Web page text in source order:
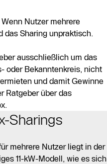
Wenn Nutzer mehrere
das Sharing unpraktisch.
ausschließlich um das
oder Bekanntenkreis, nicht
und damit Gewinne
Ratgeber über das
Sharings
mehrere Nutzer liegt in der
11-kW-Modell, wie es sich